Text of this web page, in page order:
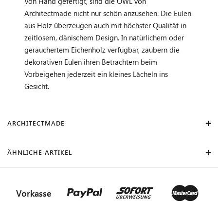
Architectmade nicht nur schön anzusehen. Die Eulen
aus Holz überzeugen auch mit höchster Qualität in
zeitlosem, dänischem Design. In natürlichem oder
geräuchertem Eichenholz verfügbar, zaubern die
dekorativen Eulen ihren Betrachtern beim
Vorbeigehen jederzeit ein kleines Lächeln ins
Gesicht.
ARCHITECTMADE
ÄHNLICHE ARTIKEL
Vorkasse